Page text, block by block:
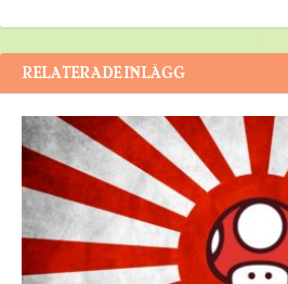
RELATERADE INLÄGG